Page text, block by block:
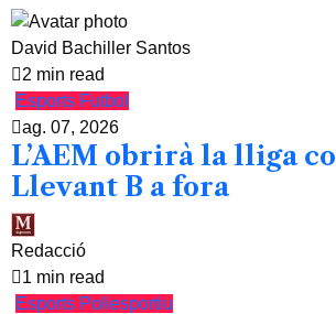
David Bachiller Santos
2 min read
Esports Futbol
ag. 07, 2026
L’AEM obrirà la lliga
Llevant B a fora
Redacció
1 min read
Esports Poliesportiu